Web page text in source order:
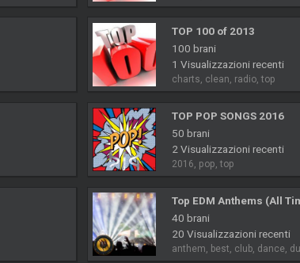
TOP 100 of 2013
100 brani
1 Visualizzazioni recenti
charts, clean, radio, top
TOP POP SONGS 2016
50 brani
2 Visualizzazioni recenti
2016, pop, top
Top EDM Anthems (All
40 brani
20 Visualizzazioni recenti
anthem, best, club, dance,